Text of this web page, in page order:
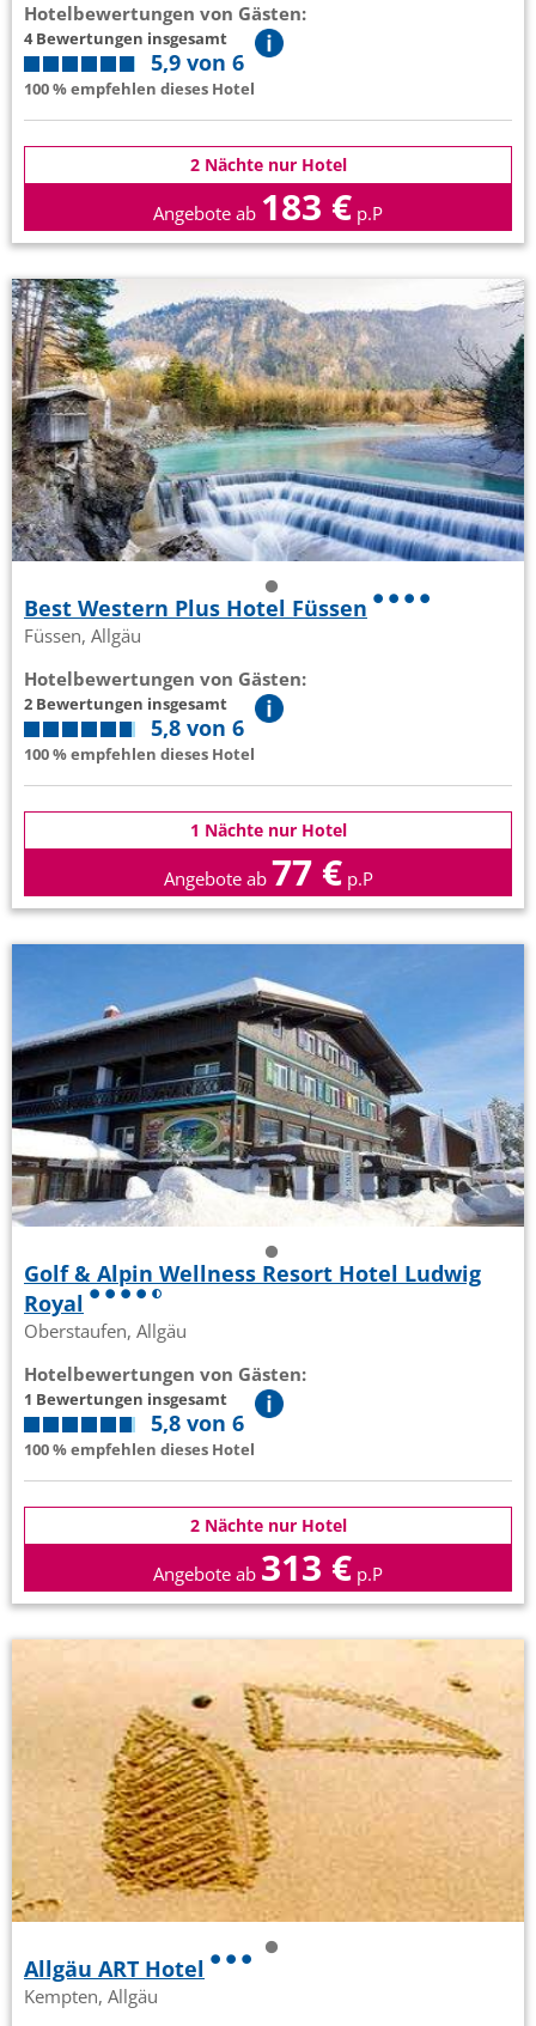
Hotelbewertungen von Gästen:
4 Bewertungen insgesamt
5,9 von 6
100 % empfehlen dieses Hotel
2 Nächte nur Hotel
Angebote ab 183 € p.P
Best Western Plus Hotel Füssen
Füssen, Allgäu
Hotelbewertungen von Gästen:
2 Bewertungen insgesamt
5,8 von 6
100 % empfehlen dieses Hotel
1 Nächte nur Hotel
Angebote ab 77 € p.P
Golf & Alpin Wellness Resort Hotel Ludwig
Royal
Oberstaufen, Allgäu
Hotelbewertungen von Gästen:
1 Bewertungen insgesamt
5,8 von 6
100 % empfehlen dieses Hotel
2 Nächte nur Hotel
Angebote ab 313 € p.P
Allgäu ART Hotel
Kempten, Allgäu